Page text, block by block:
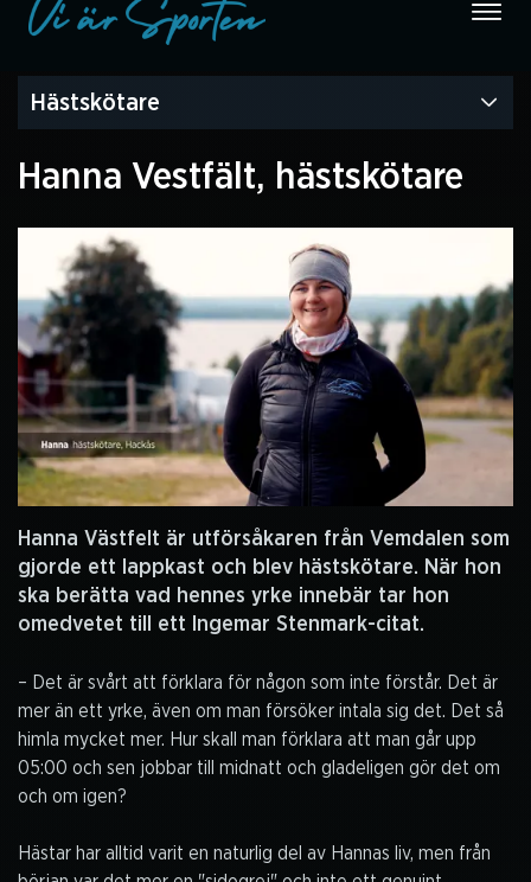
Hästskötare
Hanna Vestfält, hästskötare
Hanna Västfelt är utförsåkaren från Vemdalen som
gjorde ett lappkast och blev hästskötare. När hon
ska berätta vad hennes yrke innebär tar hon
omedvetet till ett Ingemar Stenmark-citat.
– Det är svårt att förklara för någon som inte förstår. Det är
mer än ett yrke, även om man försöker intala sig det. Det så
himla mycket mer. Hur skall man förklara att man går upp
05:00 och sen jobbar till midnatt och gladeligen gör det om
och om igen?
Hästar har alltid varit en naturlig del av Hannas liv, men från